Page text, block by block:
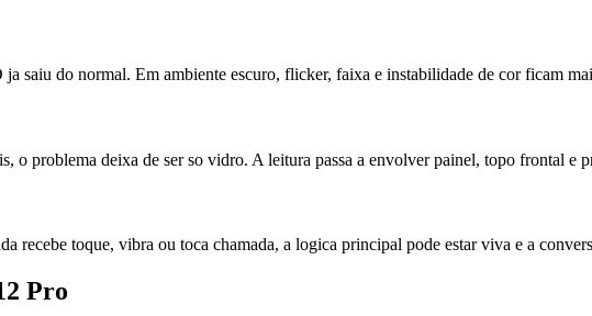
saiu do normal. Em ambiente escuro, flicker, faixa e instabilidade de cor ficam
o problema deixa de ser so vidro. A leitura passa a envolver painel, topo frontal e
recebe toque, vibra ou toca chamada, a logica principal pode estar viva e a
Pro